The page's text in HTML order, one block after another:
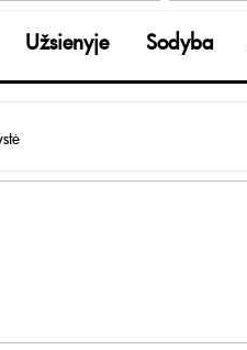
Užsienyje Sodyba